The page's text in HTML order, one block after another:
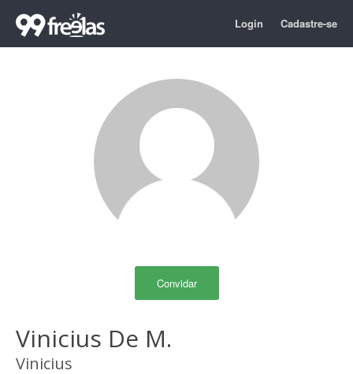
Login Cadastre-se
Convidar
Vinicius De M.
Vinicius